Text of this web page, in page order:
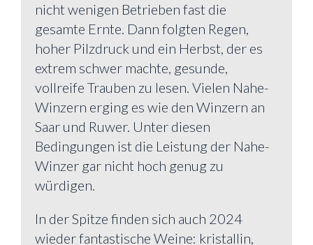
nicht wenigen Betrieben fast die
gesamte Ernte. Dann folgten Regen,
hoher Pilzdruck und ein Herbst, der es
extrem schwer machte, gesunde,
vollreife Trauben zu lesen. Vielen Nahe-
Winzern erging es wie den Winzern an
Saar und Ruwer. Unter diesen
Bedingungen ist die Leistung der Nahe-
Winzer gar nicht hoch genug zu
würdigen.
In der Spitze finden sich auch 2024
wieder fantastische Weine: kristallin,